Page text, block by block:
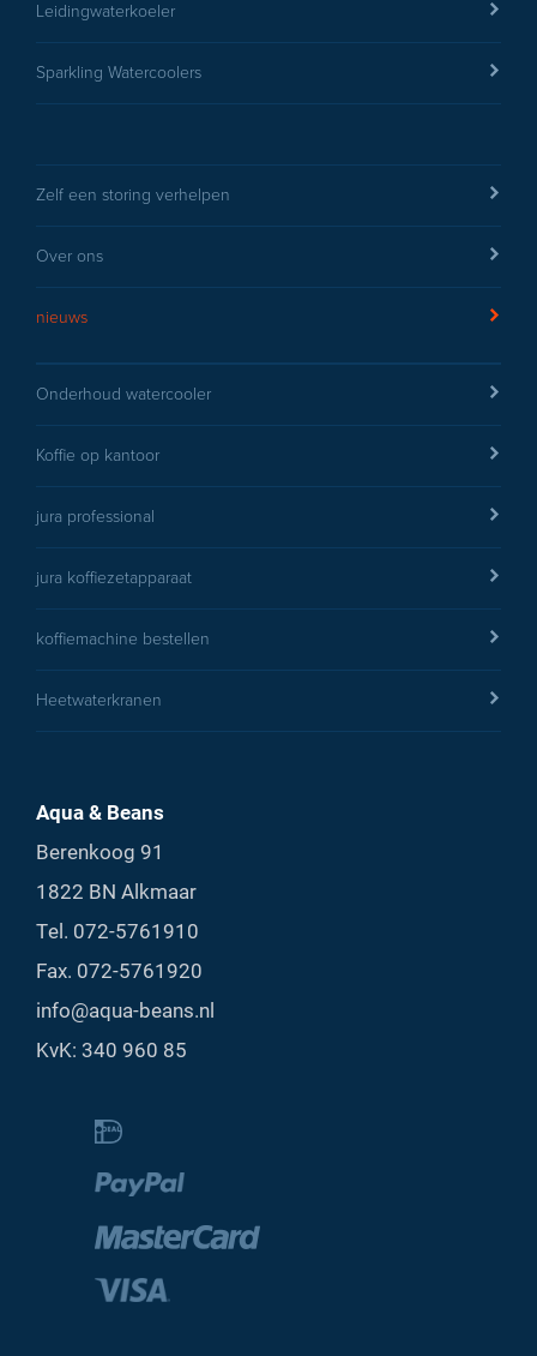
Leidingwaterkoeler
Sparkling Watercoolers
Zelf een storing verhelpen
Over ons
nieuws
Onderhoud watercooler
Koffie op kantoor
jura professional
jura koffiezetapparaat
koffiemachine bestellen
Heetwaterkranen
Aqua & Beans
Berenkoog 91
1822 BN Alkmaar
Tel. 072-5761910
Fax. 072-5761920
info@aqua-beans.nl
KvK: 340 960 85